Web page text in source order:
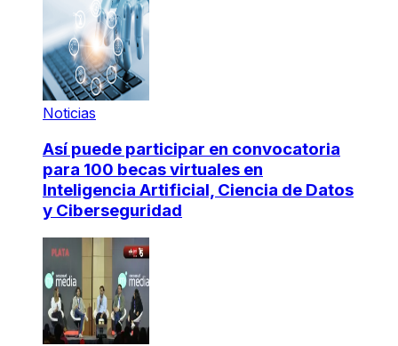
Noticias
Así puede participar en convocatoria
para 100 becas virtuales en
Inteligencia Artificial, Ciencia de Datos
y Ciberseguridad